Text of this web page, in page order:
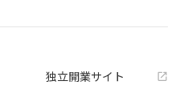
独立開業サイト